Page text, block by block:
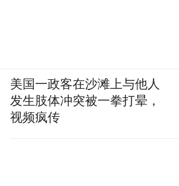
美国一政客在沙滩上与他人
发生肢体冲突被一拳打晕，
视频疯传